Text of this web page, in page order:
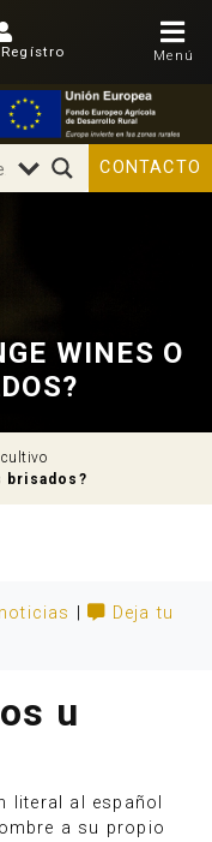
Menú
CONTACTO
WINES O
cultivo
brisados?
|
Deja tu
u
literal al español
a su propio